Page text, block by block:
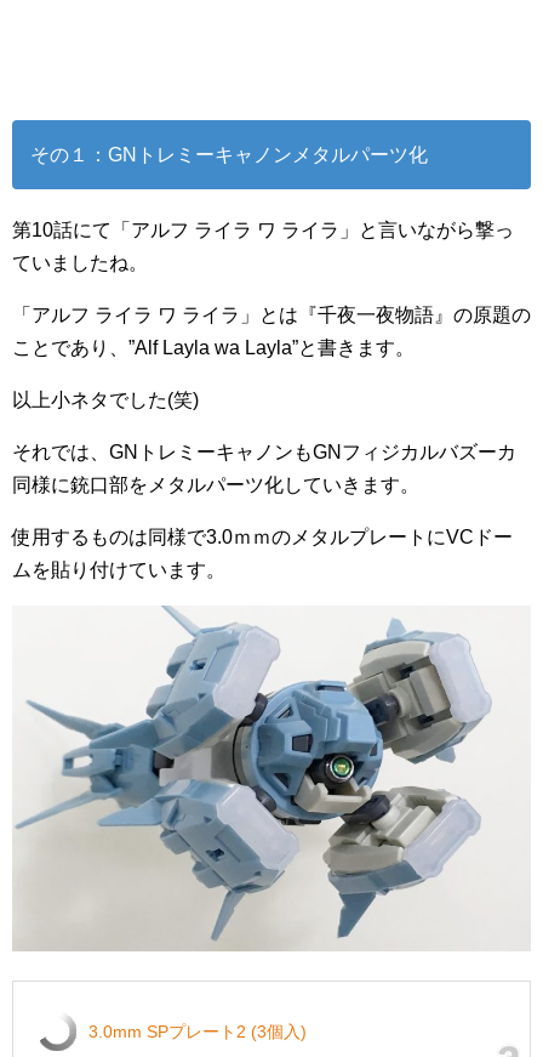
その１：GNトレミーキャノンメタルパーツ化
第10話にて「アルフ ライラ ワ ライラ」と言いながら撃っ
ていましたね。
「アルフ ライラ ワ ライラ」とは『千夜一夜物語』の原題の
ことであり、”Alf Layla wa Layla”と書きます。
以上小ネタでした(笑)
それでは、GNトレミーキャノンもGNフィジカルバズーカ
同様に銃口部をメタルパーツ化していきます。
使用するものは同様で3.0ｍｍのメタルプレートにVCドー
ムを貼り付けています。
3.0mm SPプレート2 (3個入)